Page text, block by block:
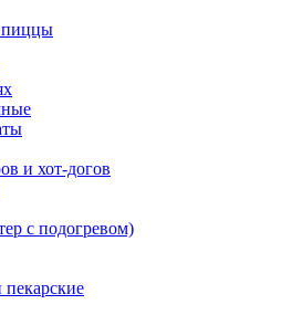
пиццы
и хот-догов
с подогревом)